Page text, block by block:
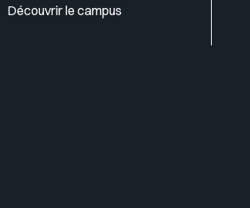
Découvrir le campus